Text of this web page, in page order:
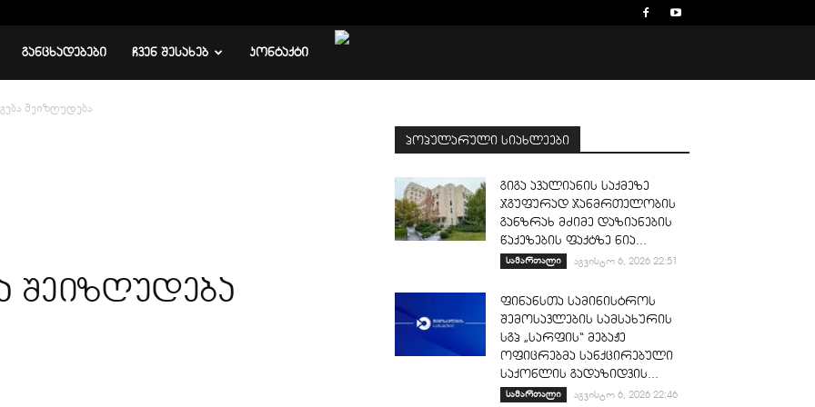
ᲒᲐᲜᲪᲮᲐᲓᲔᲑᲔᲑᲘ ᲩᲕᲔᲜ ᲨᲔᲡᲐᲮᲔᲑ ᲙᲝᲜᲢᲐᲥᲢᲘ
შეიზღუდება
შეიზღუდება
პოპულარული სიახლეები
გიგა ავალიანის საქმეზე
ჯგუფურად ჯანმრთელობის
განზრახ მძიმე დაზიანების
წაქეზების ფაქტზე ნია...
სამართალი აგვისტო 6, 2026 22:51
ფინანსთა სამინისტროს
შემოსავლების სამსახურის
სგპ „სარფის“ მებაჟე
ოფიცრებმა სანქცირებული
საქონლის გადაზიდვის...
სამართალი აგვისტო 6, 2026 22:46